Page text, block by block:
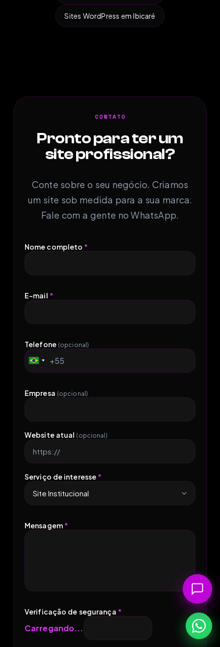
Sites WordPress em Ibicaré
CONTATO
Pronto para ter um
site profissional?
Conte sobre o seu negócio. Criamos
um site sob medida para a sua marca.
Fale com a gente no WhatsApp.
Nome completo *
E-mail *
Telefone (opcional)
Brazil
+55
+55
Empresa (opcional)
Website atual (opcional)
Serviço de interesse *
Mensagem *
Verificação de segurança *
Carregando...